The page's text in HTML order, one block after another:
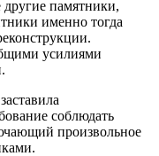
памятники,
именно тогда
усилиями
заставила
соблюдать
произвольное